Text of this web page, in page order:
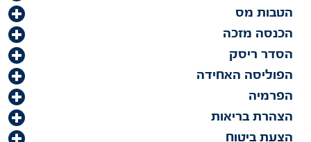
הטבות מס
הכנסה מזכה
הסדר ריסק
הפוליסה האחידה
הפרמיה
הצהרת בריאות
הצעת ביטוח